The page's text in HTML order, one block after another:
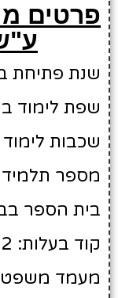
פרטים
שנת פתיחת
שפת לימוד
שכבות
מספר תלמידים
בית הספר
קוד בעלות: 10404812
מעמד